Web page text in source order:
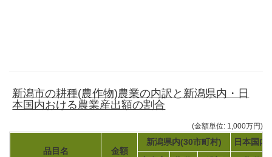
新潟市の耕種(農作物)農業の内訳と新潟県内・日
本国内おける農業産出額の割合
(金額単位: 1,000万円)
品目名 金額
新潟県内(30市町村)
日本国内